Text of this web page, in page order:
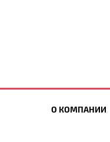
О КОМПАНИИ